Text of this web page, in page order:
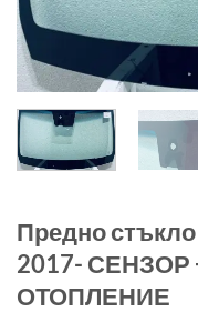
Предно стъкло
2017- СЕНЗОР
ОТОПЛЕНИЕ